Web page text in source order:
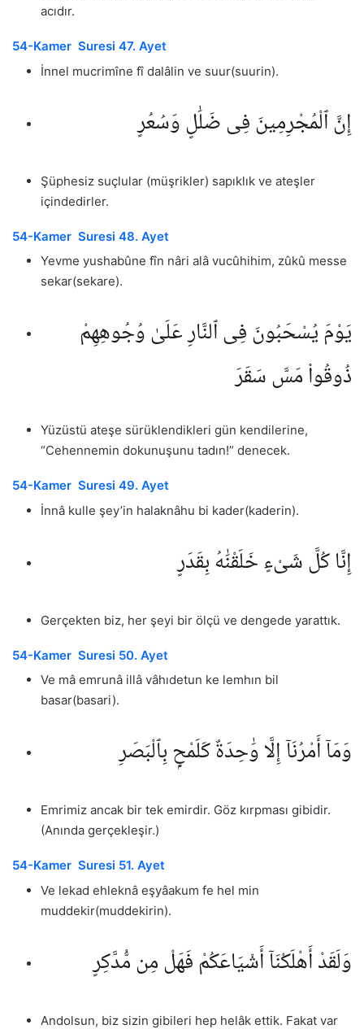
acıdır.
54-Kamer Suresi 47. Ayet
İnnel mucrimîne fî dalâlin ve suur(suurin).
إِنَّ ٱلْمُجْرِمِينَ فِى ضَلَٰلٍ وَسُعُرٍ
Şüphesiz suçlular (müşrikler) sapıklık ve ateşler
içindedirler.
54-Kamer Suresi 48. Ayet
Yevme yushabûne fîn nâri alâ vucûhihim, zûkû messe
sekar(sekare).
يَوْمَ يُسْحَبُونَ فِى ٱلنَّارِ عَلَىٰ وُجُوهِهِمْ
ذُوقُوا۟ مَسَّ سَقَرَ
Yüzüstü ateşe sürüklendikleri gün kendilerine,
“Cehennemin dokunuşunu tadın!” denecek.
54-Kamer Suresi 49. Ayet
İnnâ kulle şey’in halaknâhu bi kader(kaderin).
إِنَّا كُلَّ شَىْءٍ خَلَقْنَٰهُ بِقَدَرٍ
Gerçekten biz, her şeyi bir ölçü ve dengede yarattık.
54-Kamer Suresi 50. Ayet
Ve mâ emrunâ illâ vâhıdetun ke lemhın bil
basar(basari).
وَمَآ أَمْرُنَآ إِلَّا وَٰحِدَةٌ كَلَمْحٍۭ بِٱلْبَصَرِ
Emrimiz ancak bir tek emirdir. Göz kırpması gibidir.
(Anında gerçekleşir.)
54-Kamer Suresi 51. Ayet
Ve lekad ehleknâ eşyâakum fe hel min
muddekir(muddekirin).
وَلَقَدْ أَهْلَكْنَآ أَشْيَاعَكُمْ فَهَلْ مِن مُّدَّكِرٍ
Andolsun, biz sizin gibileri hep helâk ettik. Fakat var